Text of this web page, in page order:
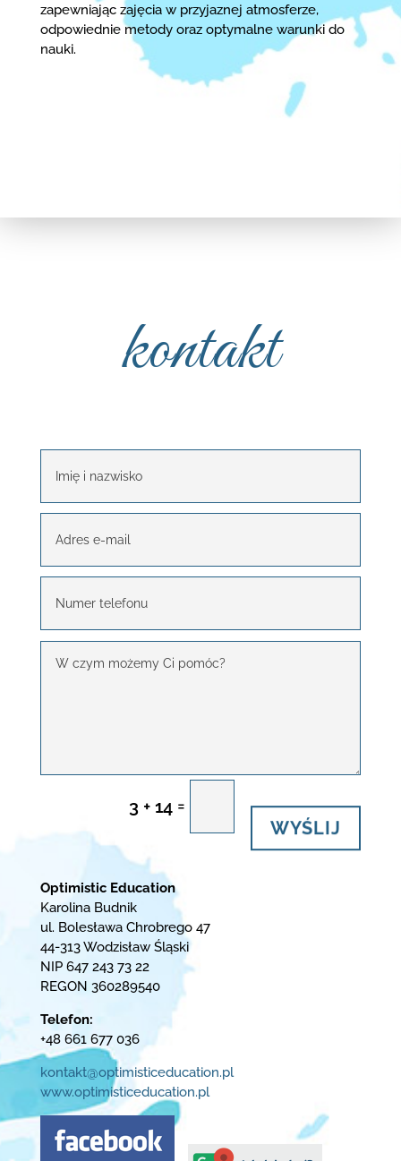
zapewniając zajęcia w przyjaznej atmosferze,
odpowiednie metody oraz optymalne warunki do
nauki.
kontakt
3 + 14 =
WYŚLIJ
Optimistic Education
Karolina Budnik
ul. Bolesława Chrobrego 47
44-313 Wodzisław Śląski
NIP 647 243 73 22
REGON 360289540
Telefon:
+48 661 677 036
kontakt@optimisticeducation.pl
www.optimisticeducation.pl